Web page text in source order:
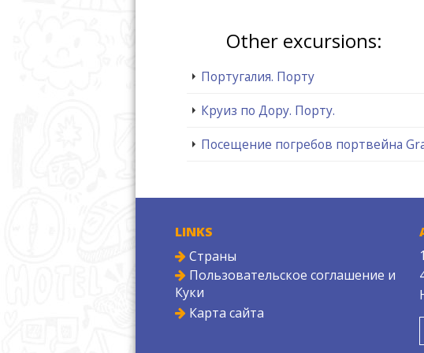
Other excursions:
Португалия. Порту
Круиз по Дору. Порту.
Посещение погребов портвейна
LINKS
Страны
Пользовательское соглашение и
Куки
Карта сайта